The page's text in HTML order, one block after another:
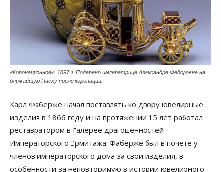
«Коронационное», 1897 г. Подарено императрице Александре Федоровне на
ближайшую Пасху после коронации.
Карл Фаберже начал поставлять ко двору ювелирные
изделия в 1866 году и на протяжении 15 лет работал
реставратором в Галерее драгоценностей
Императорского Эрмитажа. Фаберже был в почете у
членов императорского дома за свои изделия, в
особенности за неповторимую в истории ювелирного